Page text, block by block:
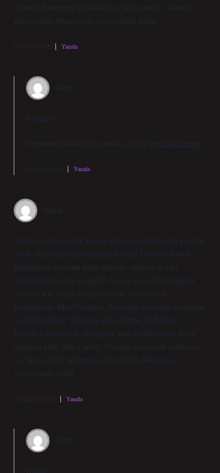
Osmanlı döneminde kullanılan ve “beyaz deniz” anlamına
gelen isimdir. Mesogeios . Yunancadaki adıdır.
Mayıs 16, 2026 Yanıtla
admin
Handan!
Yorumunuz farklı bir açı sundu, yine de teşekkür ederim
Mayıs 16, 2026 Yanıtla
Dilara
Akdeniz eski adı nedir konusu girişte temel hatlarıyla verilmiş,
ancak okuyucuyu yakalama gücü sınırlı. Daha önce denk
geldiğim bir durumda şöyle olmuştu: Akdeniz’in eski
isimlerinden bazıları şunlardır: Ayrıca, bazı eski haritalarda
Akdeniz için Argon Pelagos (Beyaz Deniz) adı da
kullanılmıştır. Mare Nostrum . Romalılar tarafından kullanılan
ve “Bizim Deniz” anlamına gelen isimdir. El Bahre-l
Ebyedu’l-Mutavassit . Arapçada “orta yerdeki beyaz deniz”
anlamına gelir. Bahr-i Sefid . Osmanlı döneminde kullanılan
ve “beyaz deniz” anlamına gelen isimdir. Mesogeios .
Yunancadaki adıdır.
Temmuz 28, 2026 Yanıtla
admin
Dilara!